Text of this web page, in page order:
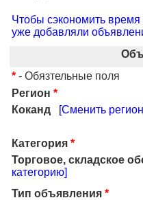
Чтобы сэкономить
уже добавляли
* - Обязтельные поля
Регион *
Коканд
[Сменить
Категория *
Торговое, складское
категорию]
Тип объявления *